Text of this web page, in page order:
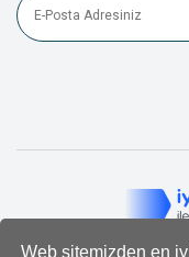
Web sitemizden en